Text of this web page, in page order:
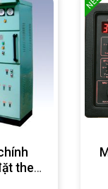
theo